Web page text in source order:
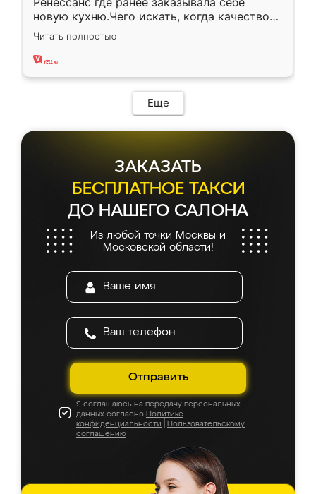
новую кухню.Чего искать, когда качеством
вполне довольна. Служит кухня уже почти
два года, нареканий нет.
Читать полностью
Еще
ЗАКАЗАТЬ
БЕСПЛАТНОЕ ТАКСИ
ДО НАШЕГО САЛОНА
Из любой точки Москвы и
Московской области!
Отправить
Я соглашаюсь на передачу персональных
данных согласно Политике
конфиденциальности
Пользовательскому
соглашению